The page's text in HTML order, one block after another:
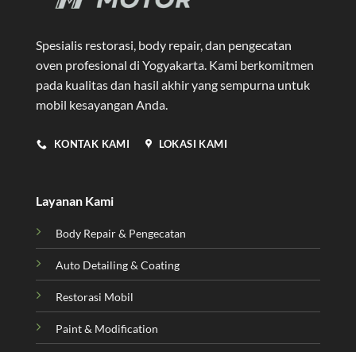
Spesialis restorasi, body repair, dan pengecatan
oven profesional di Yogyakarta. Kami berkomitmen
pada kualitas dan hasil akhir yang sempurna untuk
mobil kesayangan Anda.
KONTAK KAMI LOKASI KAMI
Layanan Kami
Body Repair & Pengecatan
Auto Detailing & Coating
Restorasi Mobil
Paint & Modification